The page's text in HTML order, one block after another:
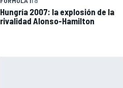
Hungría 2007: la explosión de la
rivalidad Alonso-Hamilton